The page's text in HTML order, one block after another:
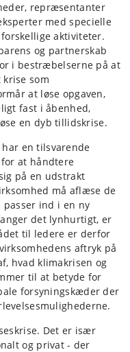
repræsentanter
med specielle
aktiviteter.
og partnerskab
i bestræbelserne på at
krise som
at løse opgaven,
fast i åbenhed,
en dyb tillidskrise.
har en tilsvarende
at håndtere
på en udstrakt
må aflæse de
passer ind i en ny
det lynhurtigt, er
til ledere er derfor
aftryk på
hvad klimakrisen og
til at betyde for
forsyningskæder der
Det er især
og privat - der